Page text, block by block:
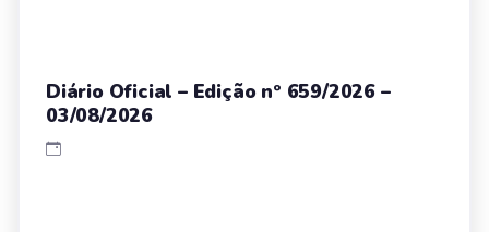
Diário Oficial – Edição nº 659/2026 –
03/08/2026